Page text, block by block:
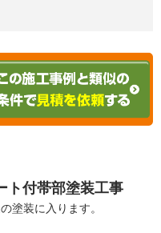
付帯部塗装工事
塗装に入ります。